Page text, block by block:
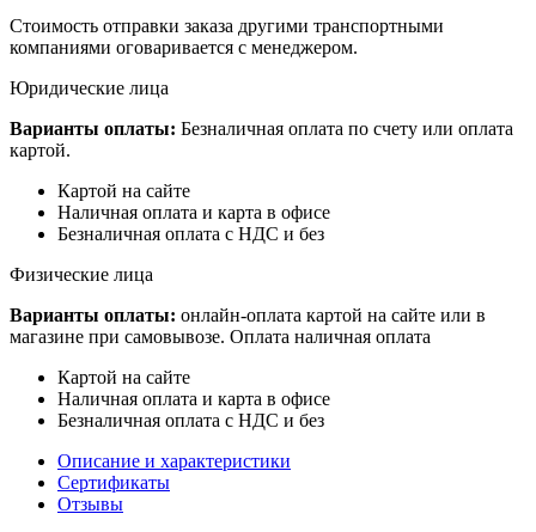
Стоимость отправки заказа другими транспортными
компаниями оговаривается с менеджером.
Юридические лица
Варианты оплаты: Безналичная оплата по счету или оплата
картой.
Картой на сайте
Наличная оплата и карта в офисе
Безналичная оплата с НДС и без
Физические лица
Варианты оплаты: онлайн-оплата картой на сайте или в
магазине при самовывозе. Оплата наличная оплата
Картой на сайте
Наличная оплата и карта в офисе
Безналичная оплата с НДС и без
Описание и характеристики
Сертификаты
Отзывы